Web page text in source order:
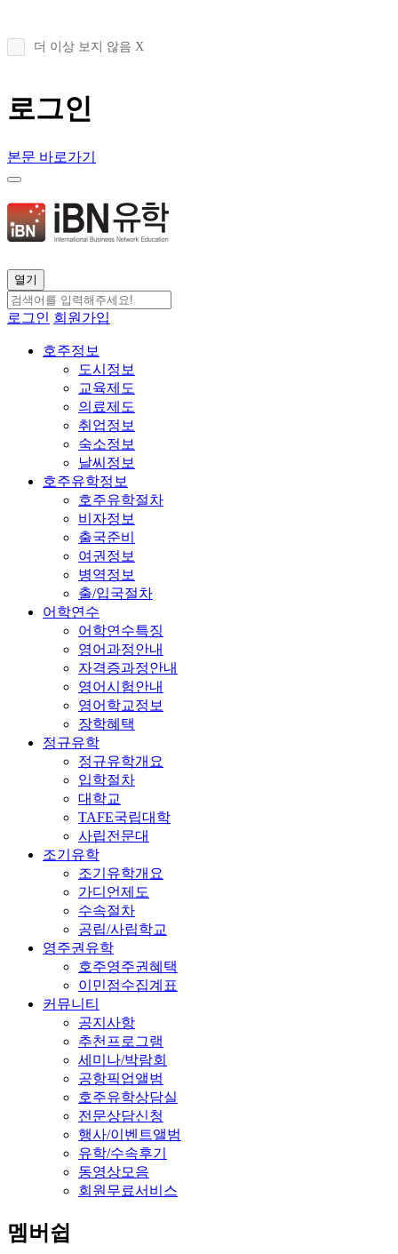
더 이상 보지 않음 X
로그인
본문 바로가기
열기
로그인 회원가입
호주정보
도시정보
교육제도
의료제도
취업정보
숙소정보
날씨정보
호주유학정보
호주유학절차
비자정보
출국준비
여권정보
병역정보
출/입국절차
어학연수
어학연수특징
영어과정안내
자격증과정안내
영어시험안내
영어학교정보
장학혜택
정규유학
정규유학개요
입학절차
대학교
TAFE국립대학
사립전문대
조기유학
조기유학개요
가디언제도
수속절차
공립/사립학교
영주권유학
호주영주권혜택
이민점수집계표
커뮤니티
공지사항
추천프로그램
세미나/박람회
공항픽업앨범
호주유학상담실
전문상담신청
행사/이벤트앨범
유학/수속후기
동영상모음
회원무료서비스
멤버쉽